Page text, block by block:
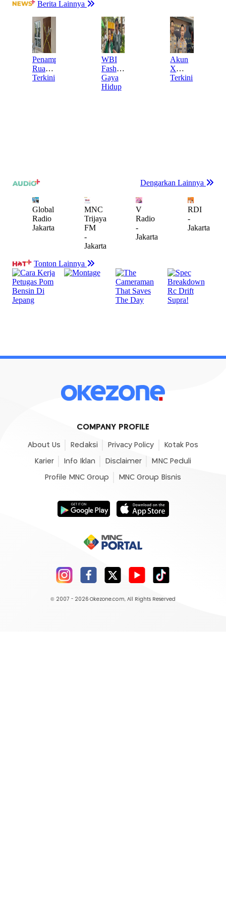
COMPANY PROFILE
About Us Redaksi Privacy Policy Kotak Pos
Karier Info Iklan Disclaimer MNC Peduli
Profile MNC Group MNC Group Bisnis
© 2007 - 2026 Okezone.com, All Rights Reserved